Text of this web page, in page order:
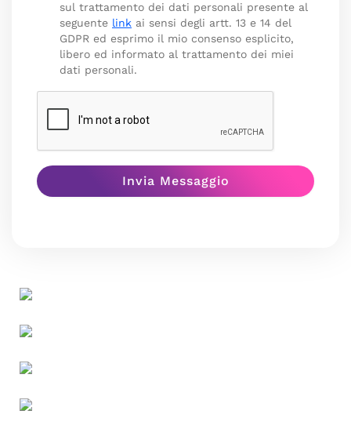
sul trattamento dei dati personali presente al
seguente link ai sensi degli artt. 13 e 14 del
GDPR ed esprimo il mio consenso esplicito,
libero ed informato al trattamento dei miei
dati personali.